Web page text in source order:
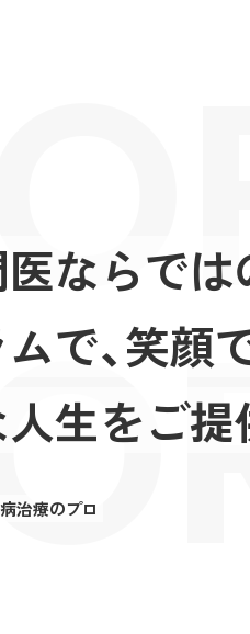
ならでは
で、笑顔
生をご提
治療のプロ